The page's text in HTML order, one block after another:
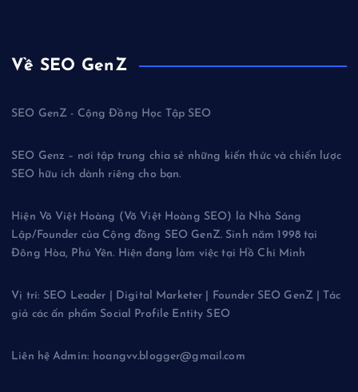
Về SEO GenZ
SEO GenZ - Cộng Đồng Học Tập SEO
SEO Genz – nơi tập trung chia sẻ những kiến thức và chiến lược
SEO hữu ích dành riêng cho bạn.
Hiện Võ Việt Hoàng (Võ Việt Hoàng SEO) là Nhà Sáng
Lập/Founder của Cộng đồng SEO GenZ. Sinh năm 1998 tại
Đông Hòa, Phú Yên. Hiện đang làm việc tại Hồ Chí Minh
Vị trí: SEO Leader | Digital Marketer | Founder SEO GenZ | Tác
giả các ấn phẩm Social Profile Entity SEO
Liên hệ Admin: hoangvv.blogger@gmail.com